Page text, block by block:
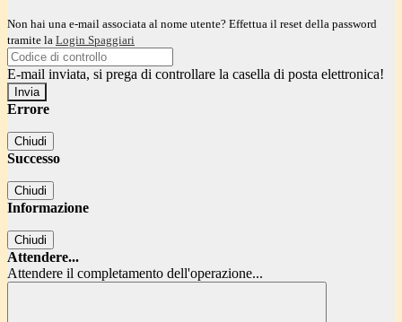
Non hai una e-mail associata al nome utente? Effettua il reset della password
tramite la Login Spaggiari
E-mail inviata, si prega di controllare la casella di posta elettronica!
Errore
Chiudi
Successo
Chiudi
Informazione
Chiudi
Attendere...
Attendere il completamento dell'operazione...